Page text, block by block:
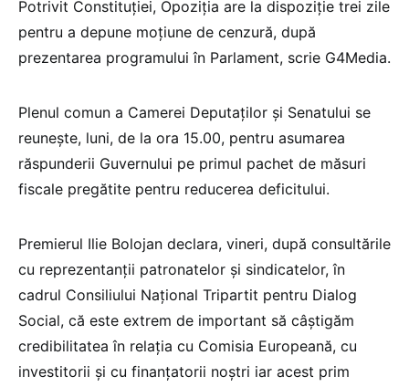
Potrivit Constituţiei, Opoziţia are la dispoziţie trei zile
pentru a depune moţiune de cenzură, după
prezentarea programului în Parlament, scrie G4Media.
Plenul comun a Camerei Deputaţilor şi Senatului se
reuneşte, luni, de la ora 15.00, pentru asumarea
răspunderii Guvernului pe primul pachet de măsuri
fiscale pregătite pentru reducerea deficitului.
Premierul Ilie Bolojan declara, vineri, după consultările
cu reprezentanţii patronatelor şi sindicatelor, în
cadrul Consiliului Naţional Tripartit pentru Dialog
Social, că este extrem de important să câştigăm
credibilitatea în relaţia cu Comisia Europeană, cu
investitorii şi cu finanţatorii noştri iar acest prim